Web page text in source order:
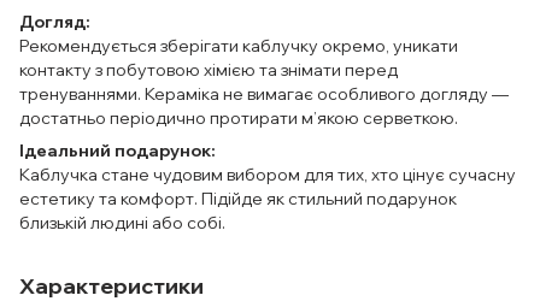
Догляд:
Рекомендується зберігати каблучку окремо, уникати
контакту з побутовою хімією та знімати перед
тренуваннями. Кераміка не вимагає особливого догляду —
достатньо періодично протирати м’якою серветкою.
Ідеальний подарунок:
Каблучка стане чудовим вибором для тих, хто цінує сучасну
естетику та комфорт. Підійде як стильний подарунок
близькій людині або собі.
Характеристики